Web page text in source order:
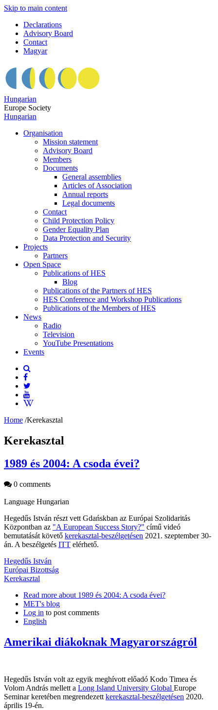
Skip to main content
Declarations
Advisory Board
Contact
Magyar
Hungarian
Europe Society
Hungarian
Organisation
Mission statement
Advisory Board
Members
Documents
General assemblies
Articles of Association
Annual reports
Legal documents
Contact
Child Protection Policy
Gender Equality Plan
Data Protection and Security
Projects
Partners
Open Space
Publications of HES
Blog
Publications of the Partners of HES
HES Conference and Workshop Publications
Publications of the Members of HES
News
Radio
Television
YouTube Presentations
Events
Home /Kerekasztal
Kerekasztal
1989 és 2004: A csoda évei?
0 comments
Language Hungarian
Hegedűs István részt vett Gdańskban az Európai Szolidaritás
Központban az "A European Success Story?" című videó
bemutatását követő kerekasztal-beszélgetésen 2021. szeptember 30-
án. A beszélgetés ITT elérhető.
Hegedűs István
Európai Bizottság
Kerekasztal
Read more about 1989 és 2004: A csoda évei?
MET's blog
Log in to post comments
English
Amerikai diákoknak Magyarországról
Hegedűs István volt az egyik meghívott előadó Kodo Timea és
Volom András mellett a Long Island University Global Europe
Seminar keretében megrendezett kerekasztal-beszélgetésen 2020.
április 19-én.